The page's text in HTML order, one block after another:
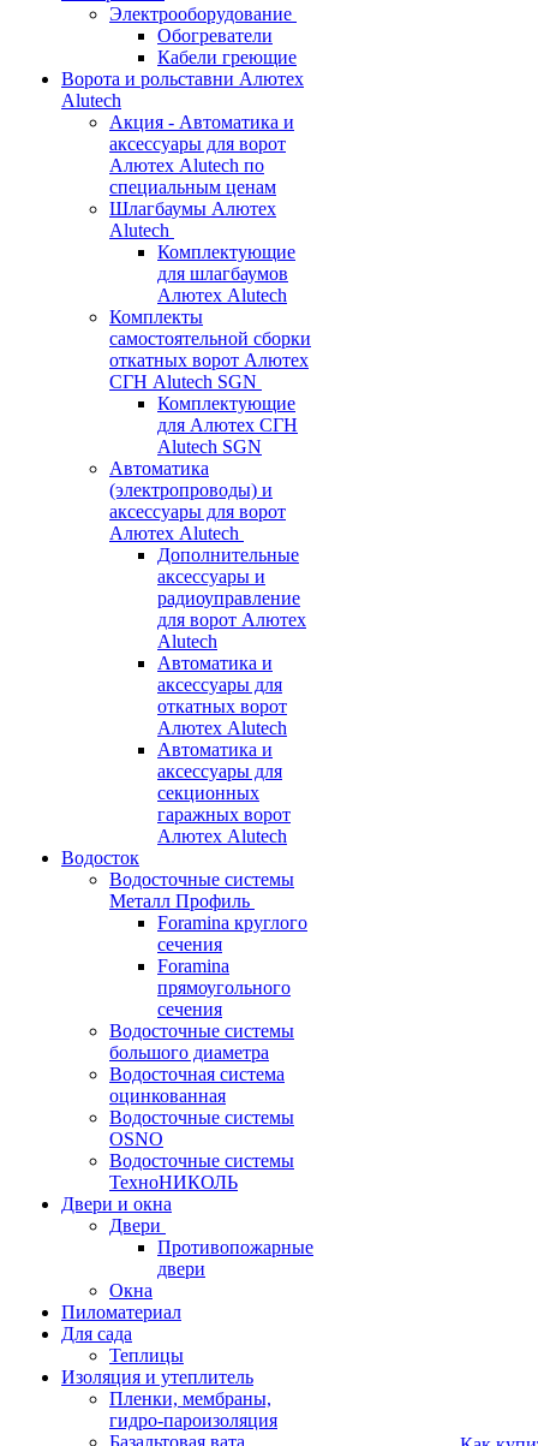
Электрооборудование
Обогреватели
Кабели греющие
Ворота и рольставни Алютех
Alutech
Акция - Автоматика и
аксессуары для ворот
Алютех Alutech по
специальным ценам
Шлагбаумы Алютех
Alutech
Комплектующие
для шлагбаумов
Алютех Alutech
Комплекты
самостоятельной сборки
откатных ворот Алютех
СГН Alutech SGN
Комплектующие
для Алютех СГН
Alutech SGN
Автоматика
(электропроводы) и
аксессуары для ворот
Алютех Alutech
Дополнительные
аксессуары и
радиоуправление
для ворот Алютех
Alutech
Автоматика и
аксессуары для
откатных ворот
Алютех Alutech
Автоматика и
аксессуары для
секционных
гаражных ворот
Алютех Alutech
Водосток
Водосточные системы
Металл Профиль
Foramina круглого
сечения
Foramina
прямоугольного
сечения
Водосточные системы
большого диаметра
Водосточная система
оцинкованная
Водосточные системы
OSNO
Водосточные системы
ТехноНИКОЛЬ
Двери и окна
Двери
Противопожарные
двери
Окна
Пиломатериал
Для сада
Теплицы
Изоляция и утеплитель
Пленки, мембраны,
гидро-пароизоляция
Базальтовая вата